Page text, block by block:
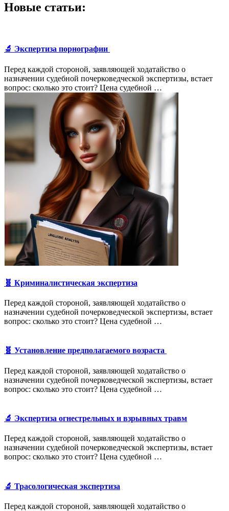
Новые статьи:
🔬 Экспертиза порнографии
Перед каждой стороной, заявляющей ходатайство о
назначении судебной почерковедческой экспертизы, встает
вопрос: сколько это стоит? Цена судебной …
🧬 Криминалистическая экспертиза
Перед каждой стороной, заявляющей ходатайство о
назначении судебной почерковедческой экспертизы, встает
вопрос: сколько это стоит? Цена судебной …
🧬 Установление предполагаемого возраста
Перед каждой стороной, заявляющей ходатайство о
назначении судебной почерковедческой экспертизы, встает
вопрос: сколько это стоит? Цена судебной …
🔬 Экспертиза огнестрельных и взрывных травм
Перед каждой стороной, заявляющей ходатайство о
назначении судебной почерковедческой экспертизы, встает
вопрос: сколько это стоит? Цена судебной …
🔬 Трасологическая экспертиза
Перед каждой стороной, заявляющей ходатайство о